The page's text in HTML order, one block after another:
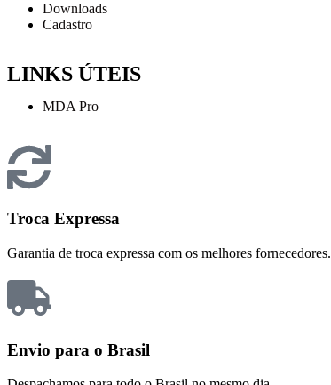
Downloads
Cadastro
LINKS ÚTEIS
MDA Pro
Troca Expressa
Garantia de troca expressa com os melhores fornecedores.
Envio para o Brasil